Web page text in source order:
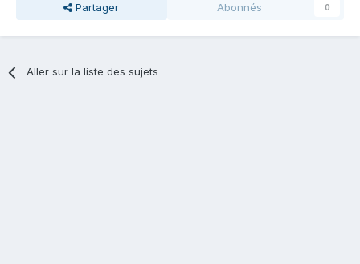
Partager Abonnés 0
Aller sur la liste des sujets